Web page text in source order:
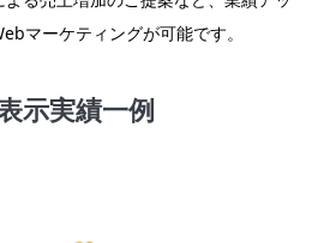
マーケティングが可能です。
示実績一例